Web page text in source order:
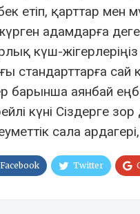
етіп, қарттар мен
адамдарға
күш-
стандарттарға
барынша аянбай
күні Сіздерге
сала
Facebook Twitter